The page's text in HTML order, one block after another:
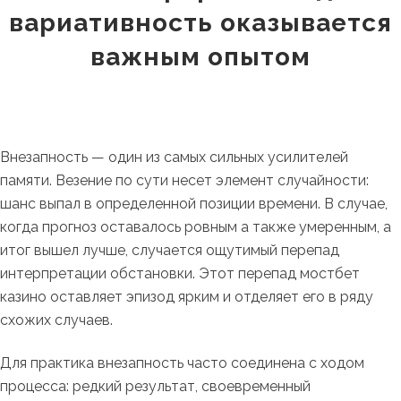
вариативность оказывается
важным опытом
Внезапность — один из самых сильных усилителей
памяти. Везение по сути несет элемент случайности:
шанс выпал в определенной позиции времени. В случае,
когда прогноз оставалось ровным а также умеренным, а
итог вышел лучше, случается ощутимый перепад
интерпретации обстановки. Этот перепад мостбет
казино оставляет эпизод ярким и отделяет его в ряду
схожих случаев.
Для практика внезапность часто соединена с ходом
процесса: редкий результат, своевременный